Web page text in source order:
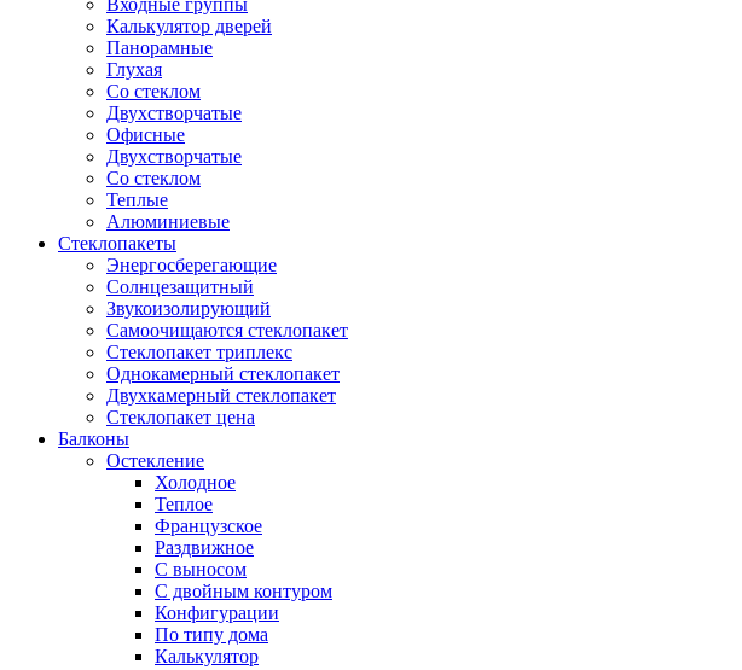
Входные группы
Калькулятор дверей
Панорамные
Глухая
Со стеклом
Двухстворчатые
Офисные
Двухстворчатые
Со стеклом
Теплые
Алюминиевые
Стеклопакеты
Энергосберегающие
Солнцезащитный
Звукоизолирующий
Самоочищаются стеклопакет
Стеклопакет триплекс
Однокамерный стеклопакет
Двухкамерный стеклопакет
Стеклопакет цена
Балконы
Остекление
Холодное
Теплое
Французское
Раздвижное
С выносом
С двойным контуром
Конфигурации
По типу дома
Калькулятор